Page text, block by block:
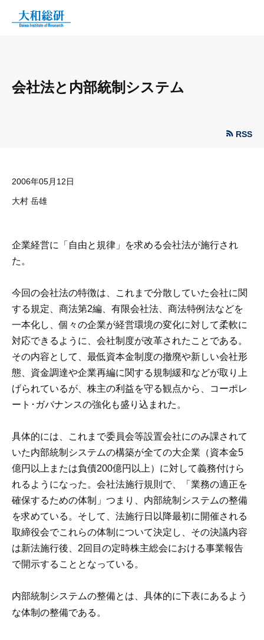
会社法と内部統制システム
RSS
2006年05月12日
大村 岳雄
企業経営に「自由と規律」を求める会社法が施行され
た。
今回の会社法の特徴は、これまで分散していた会社に関
する規定、商法第2編、有限会社法、商法特例法などを
一本化し、個々の企業が経営環境の変化に対して柔軟に
対応できるように、会社制度が改革されたことである。
その内容として、最低資本金制度の撤廃や新しい会社形
態、資金調達や企業再編に関する規制緩和などが取り上
げられているが、株主の利益を守る観点から、コーポレ
ート･ガバナンスの強化も盛り込まれた。
具体的には、これまで委員会等設置会社にのみ課されて
いた内部統制システムの構築が全ての大企業（資本金5
億円以上または負債200億円以上）に対して義務付けら
れるようになった。会社法施行規則で、「業務の適正を
確保するための体制」つまり、内部統制システムの整備
を求めている。そして、法施行日以降最初に開催される
取締役会でこれらの体制について決定し、その決議内容
は新法施行後、2回目の定時株主総会における事業報告
で開示することとなっている。
内部統制システムの整備とは、具体的に下表にあるよう
な体制の整備である。